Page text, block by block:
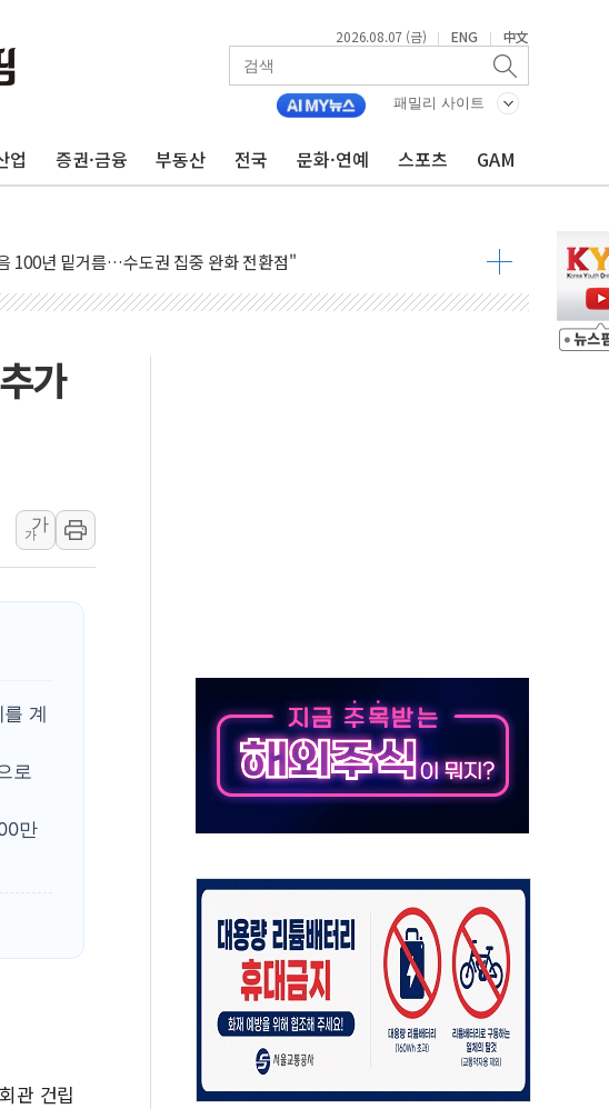
2026.08.07 (금) | ENG | 中文
패밀리 사이트
업 증권·금융 부동산 전국 문화·연예 스포츠 GAM
달리 워시엔 톤 낮춰
보 내정설...포항시 '시끌'
2차 회의' 주재… "전폭적 공급 확대·속도전 총력"
15% 부과…美 태양광주 급등
독…곧 사망해도 놀랍지 않아"
모 400MW 태양광 착공…여의도 1.6배 규모
동방위협정' 체결… 수니파 국가들의 새 안보 협력 구도
…써밋 클라비온 59㎡ 18억원대
, 강보합 마감...석유·가스주 올랐지만 빈그룹이 상쇄
치 경신…한낮 총수요 104.3GW 기록
동시 공격… 위기 고조되는 또 다른 중동 화약고
특별식으로 여름나기 [뉴스핌 줌인]
가
가
가
계
로
만
관 건립